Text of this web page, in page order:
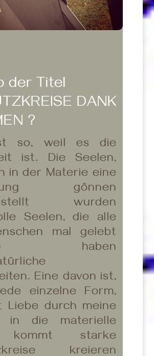
der Titel
DANK
?
so, weil es die
ist. Die Seelen,
in der Materie eine
gönnen
wurden
Seelen, die alle
mal gelebt
haben
Eine davon ist,
einzelne Form,
Liebe durch meine
in die materielle
kommt starke
kreieren